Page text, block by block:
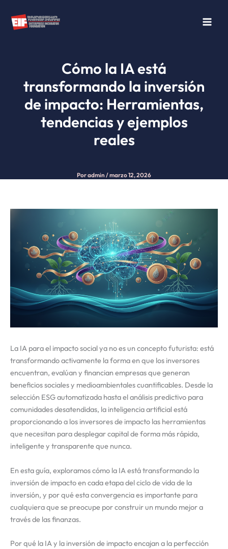
contenido
Cómo la IA está
transformando la inversión
de impacto: Herramientas,
tendencias y ejemplos
reales
Poradmin /marzo 12, 2026
La IA para el impacto social ya no es un concepto futurista: está
transformando activamente la forma en que los inversores
encuentran, evalúan y financian empresas que generan
beneficios sociales y medioambientales cuantificables. Desde la
selección ESG automatizada hasta el análisis predictivo para
comunidades desatendidas, la inteligencia artificial está
proporcionando a los inversores de impacto las herramientas
que necesitan para desplegar capital de forma más rápida,
inteligente y transparente que nunca.
En esta guía, exploramos cómo la IA está transformando la
inversión de impacto en cada etapa del ciclo de vida de la
inversión, y por qué esta convergencia es importante para
cualquiera que se preocupe por construir un mundo mejor a
través de las finanzas.
Por qué la IA y la inversión de impacto encajan a la perfección